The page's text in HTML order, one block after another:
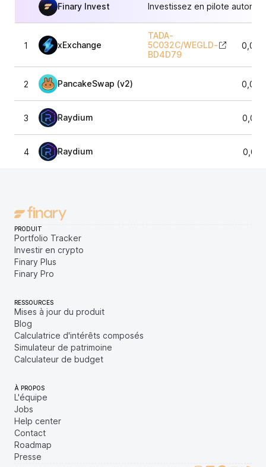
Finary Invest Investissez en pilote
1 xExchange
TADA-
5C032C/WEGLD-
BD4D79
2 PancakeSwap (v2)
3 Raydium
4 Raydium
PRODUIT
Portfolio Tracker
Investir en crypto
Finary Plus
Finary Pro
RESSOURCES
Mises à jour du produit
Blog
Calculatrice d'intérêts composés
Simulateur de patrimoine
Calculateur de budget
À PROPOS
L'équipe
Jobs
Help center
Contact
Roadmap
Presse